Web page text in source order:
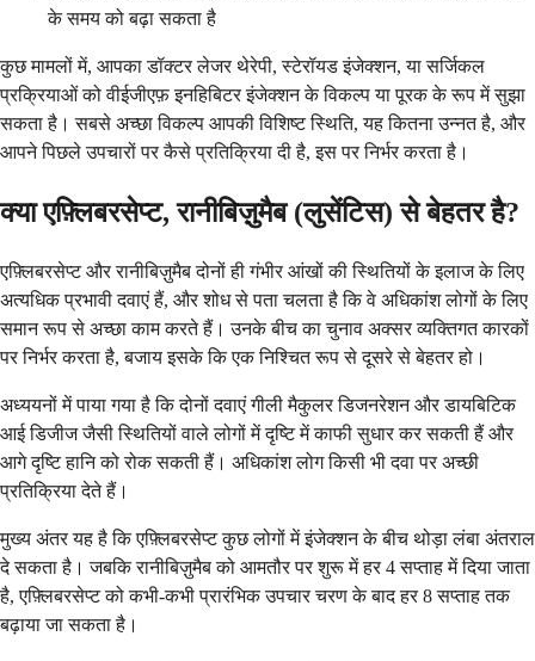
के समय को बढ़ा सकता है
कुछ मामलों में, आपका डॉक्टर लेजर थेरेपी, स्टेरॉयड इंजेक्शन, या सर्जिकल
प्रक्रियाओं को वीईजीएफ़ इनहिबिटर इंजेक्शन के विकल्प या पूरक के रूप में सुझा
सकता है। सबसे अच्छा विकल्प आपकी विशिष्ट स्थिति, यह कितना उन्नत है, और
आपने पिछले उपचारों पर कैसे प्रतिक्रिया दी है, इस पर निर्भर करता है।
क्या एफ़्लिबरसेप्ट, रानीबिज़ुमैब (लुसेंटिस) से बेहतर है?
एफ़्लिबरसेप्ट और रानीबिज़ुमैब दोनों ही गंभीर आंखों की स्थितियों के इलाज के लिए
अत्यधिक प्रभावी दवाएं हैं, और शोध से पता चलता है कि वे अधिकांश लोगों के लिए
समान रूप से अच्छा काम करते हैं। उनके बीच का चुनाव अक्सर व्यक्तिगत कारकों
पर निर्भर करता है, बजाय इसके कि एक निश्चित रूप से दूसरे से बेहतर हो।
अध्ययनों में पाया गया है कि दोनों दवाएं गीली मैकुलर डिजनरेशन और डायबिटिक
आई डिजीज जैसी स्थितियों वाले लोगों में दृष्टि में काफी सुधार कर सकती हैं और
आगे दृष्टि हानि को रोक सकती हैं। अधिकांश लोग किसी भी दवा पर अच्छी
प्रतिक्रिया देते हैं।
मुख्य अंतर यह है कि एफ़्लिबरसेप्ट कुछ लोगों में इंजेक्शन के बीच थोड़ा लंबा अंतराल
दे सकता है। जबकि रानीबिज़ुमैब को आमतौर पर शुरू में हर 4 सप्ताह में दिया जाता
है, एफ़्लिबरसेप्ट को कभी-कभी प्रारंभिक उपचार चरण के बाद हर 8 सप्ताह तक
बढ़ाया जा सकता है।